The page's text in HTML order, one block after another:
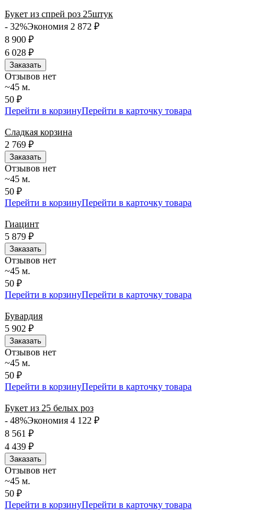
Букет из спрей роз 25штук
- 32%Экономия 2 872 ₽
8 900 ₽
6 028 ₽
Заказать
Отзывов нет
~45 м.
50 ₽
Перейти в корзинуПерейти в карточку товара
Сладкая корзина
2 769 ₽
Заказать
Отзывов нет
~45 м.
50 ₽
Перейти в корзинуПерейти в карточку товара
Гиацинт
5 879 ₽
Заказать
Отзывов нет
~45 м.
50 ₽
Перейти в корзинуПерейти в карточку товара
Бувардия
5 902 ₽
Заказать
Отзывов нет
~45 м.
50 ₽
Перейти в корзинуПерейти в карточку товара
Букет из 25 белых роз
- 48%Экономия 4 122 ₽
8 561 ₽
4 439 ₽
Заказать
Отзывов нет
~45 м.
50 ₽
Перейти в корзинуПерейти в карточку товара